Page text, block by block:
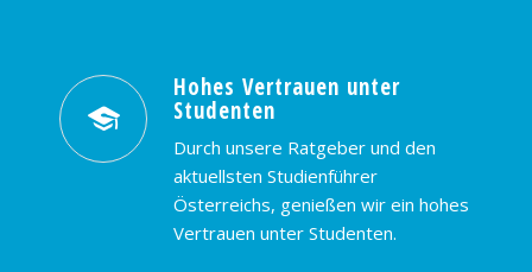
Hohes Vertrauen unter
Studenten
Durch unsere Ratgeber und den
aktuellsten Studienführer
Österreichs, genießen wir ein hohes
Vertrauen unter Studenten.